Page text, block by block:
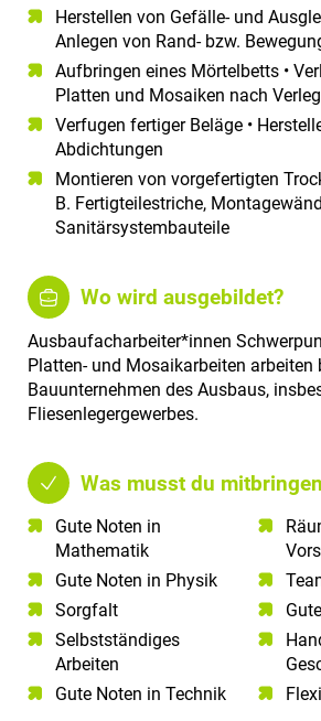
Herstellen von Gefälle- und
Anlegen von Rand- bzw.
Aufbringen eines Mörtelbetts •
Platten und Mosaiken nach
Verfugen fertiger Beläge •
Abdichtungen
Montieren von vorgefertigten
B. Fertigteilestriche,
Sanitärsystembauteile
Wo wird ausgebildet?
Ausbaufacharbeiter*innen
Platten- und Mosaikarbeiten arbeiten
Bauunternehmen des Ausbaus,
Fliesenlegergewerbes.
Was musst du
Gute Noten in
Mathematik​
Gute Noten in Physik​
Sorgfalt​
Selbstständiges
Arbeiten​
Gute Noten in Technik​